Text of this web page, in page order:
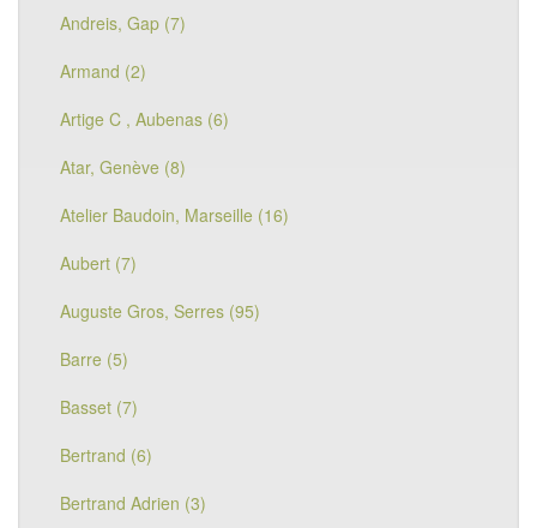
Andreis, Gap (7)
Armand (2)
Artige C , Aubenas (6)
Atar, Genève (8)
Atelier Baudoin, Marseille (16)
Aubert (7)
Auguste Gros, Serres (95)
Barre (5)
Basset (7)
Bertrand (6)
Bertrand Adrien (3)